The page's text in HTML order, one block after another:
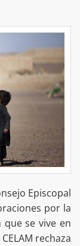
Episcopal
por la
se vive en
rechaza